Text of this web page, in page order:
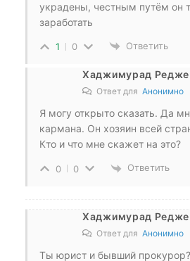
украдены, честным путём он
заработать
1 0 Ответить
Хаджимурад
Ответ для Анонимно
Я могу открыто сказать. Да
кармана. Он хозяин всей
Кто и что мне скажет на это?
0 0 Ответить
Хаджимурад
Ответ для Анонимно
Ты юрист и бывший